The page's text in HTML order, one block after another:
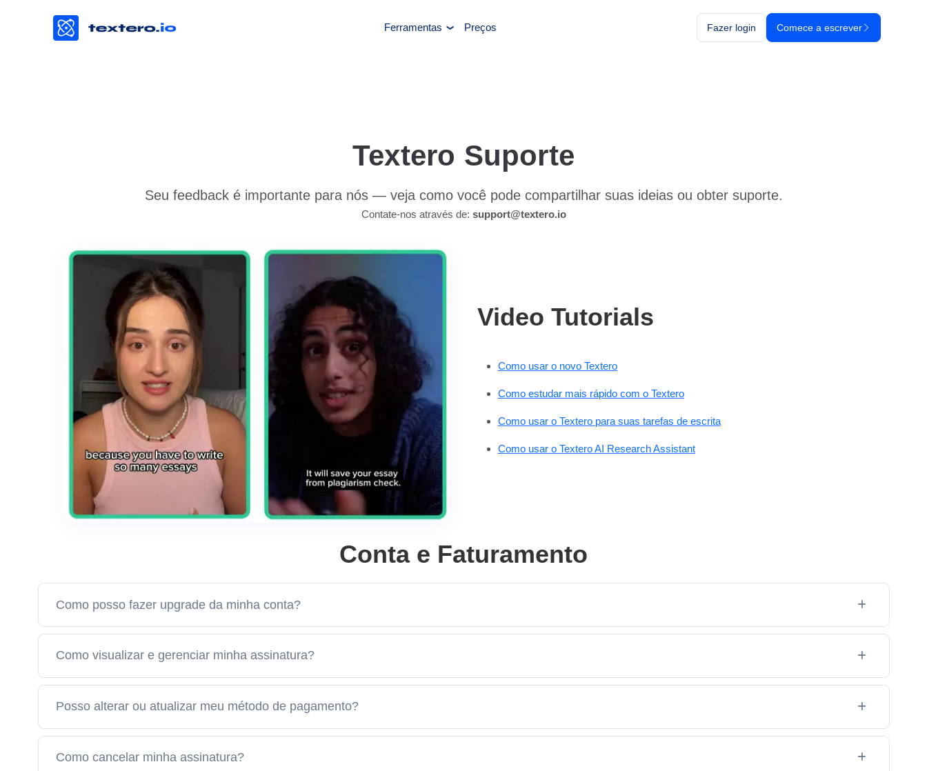
Ferramentas Preços Fazer login Comece a escrever
Textero Suporte
Seu feedback é importante para nós — veja como você pode compartilhar suas ideias ou obter suporte.
Contate-nos através de: support@textero.io
Video Tutorials
Como usar o novo Textero
Como estudar mais rápido com o Textero
Como usar o Textero para suas tarefas de escrita
Como usar o Textero AI Research Assistant
Conta e Faturamento
Como posso fazer upgrade da minha conta?
Como visualizar e gerenciar minha assinatura?
Posso alterar ou atualizar meu método de pagamento?
Como cancelar minha assinatura?